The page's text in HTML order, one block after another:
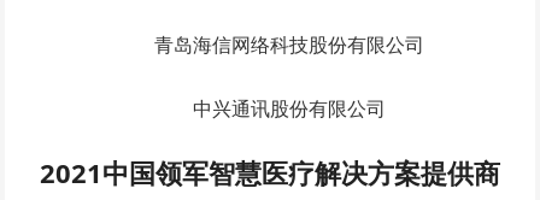
青岛海信网络科技股份有限公司
中兴通讯股份有限公司
2021中国领军智慧医疗解决方案提供商